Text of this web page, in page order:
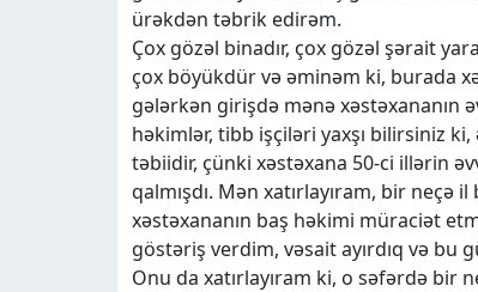
ürəkdən təbrik edirəm.
Çox gözəl binadır, çox gözəl şərait
çox böyükdür və əminəm ki, burada
gələrkən girişdə mənə xəstəxananın
həkimlər, tibb işçiləri yaxşı bilirsiniz ki,
təbiidir, çünki xəstəxana 50-ci illərin
qalmışdı. Mən xatırlayıram, bir
xəstəxananın baş həkimi müraciət
göstəriş verdim, vəsait ayırdıq və bu
Onu da xatırlayıram ki, o səfərdə bir